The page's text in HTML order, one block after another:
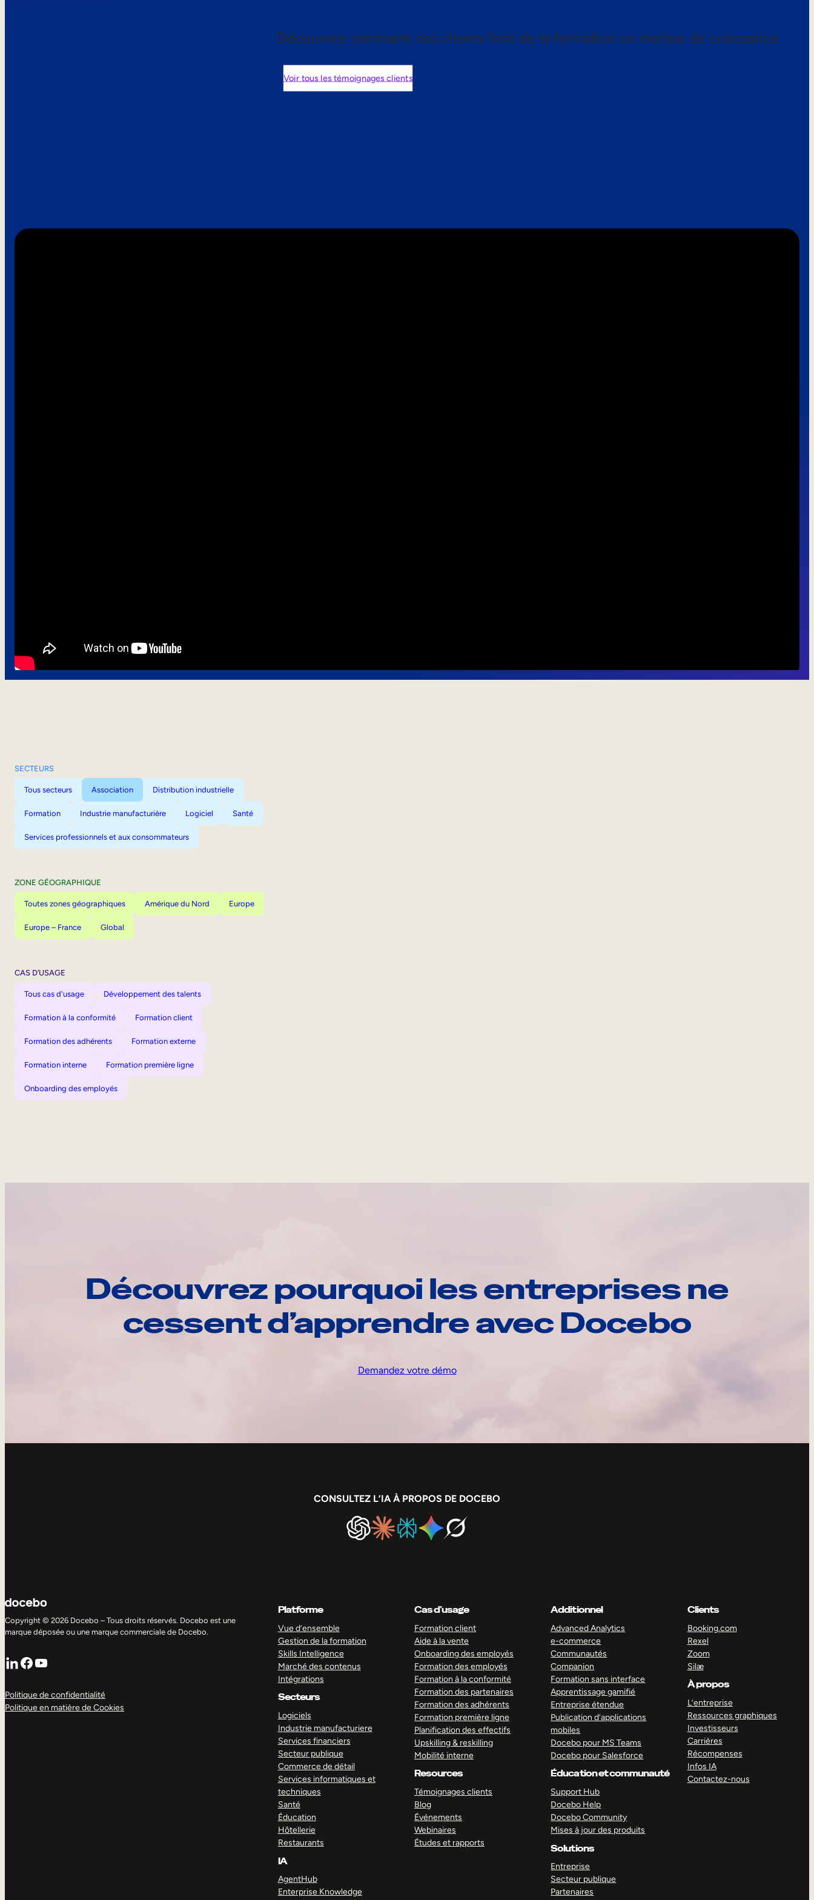
Découvrez comment nos clients font de la formation un moteur de croissance.
Voir tous les témoignages clients
SECTEURS
Tous secteurs Association Distribution industrielle
Formation Industrie manufacturière Logiciel Santé
Services professionnels et aux consommateurs
ZONE GÉOGRAPHIQUE
Toutes zones géographiques Amérique du Nord Europe
Europe – France Global
CAS D’USAGE
Tous cas d'usage Développement des talents
Formation à la conformité Formation client
Formation des adhérents Formation externe
Formation interne Formation première ligne
Onboarding des employés
Découvrez pourquoi les entreprises ne
cessent d’apprendre avec Docebo
Demandez votre démo
CONSULTEZ L’IA À PROPOS DE DOCEBO
Copyright © 2026 Docebo – Tous droits réservés. Docebo est une
marque déposée ou une marque commerciale de Docebo.
LinkedIn
Facebook
YouTube
Politique de confidentialité
Politique en matière de Cookies
Platforme
Vue d’ensemble
Gestion de la formation
Skills Intelligence
Marché des contenus
Intégrations
Secteurs
Logiciels
Industrie manufacturiere
Services financiers
Secteur publique
Commerce de détail
Services informatiques et
techniques
Santé
Éducation
Hôtellerie
Restaurants
IA
AgentHub
Enterprise Knowledge
Cas d’usage
Formation client
Aide à la vente
Onboarding des employés
Formation des employés
Formation à la conformité
Formation des partenaires
Formation des adhérents
Formation première ligne
Planification des effectifs
Upskilling & reskilling
Mobilité interne
Resources
Témoignages clients
Blog
Événements
Webinaires
Études et rapports
Additionnel
Advanced Analytics
e-commerce
Communautés
Companion
Formation sans interface
Apprentissage gamifié
Entreprise étendue
Publication d’applications
mobiles
Docebo pour MS Teams
Docebo pour Salesforce
Éducation et communauté
Support Hub
Docebo Help
Docebo Community
Mises à jour des produits
Solutions
Entreprise
Secteur publique
Partenaires
Clients
Booking.com
Rexel
Zoom
Silæ
À propos
L’entreprise
Ressources graphiques
Investisseurs
Carrières
Récompenses
Infos IA
Contactez-nous